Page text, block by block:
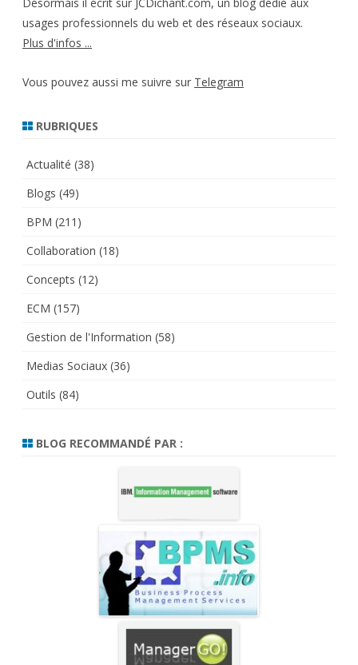
usages professionnels du web et des réseaux sociaux.
Plus d'infos ...
Vous pouvez aussi me suivre sur Telegram
RUBRIQUES
Actualité (38)
Blogs (49)
BPM (211)
Collaboration (18)
Concepts (12)
ECM (157)
Gestion de l'Information (58)
Medias Sociaux (36)
Outils (84)
BLOG RECOMMANDÉ PAR :